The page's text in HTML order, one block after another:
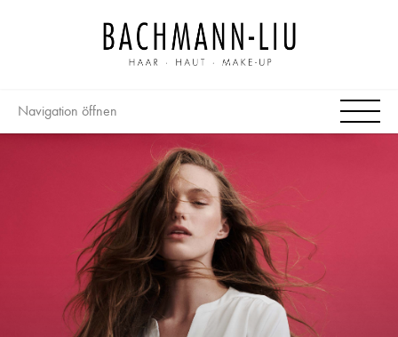
Navigation öffnen